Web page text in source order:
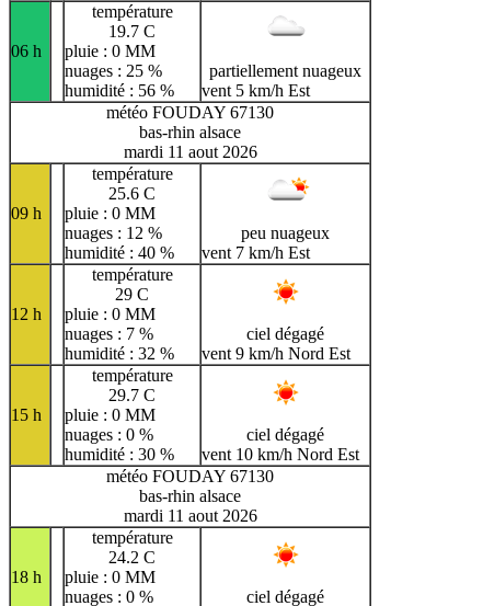
06 h
température
19.7 C
pluie : 0 MM
nuages : 25 %
humidité : 56 %
partiellement nuageux
vent 5 km/h Est
météo FOUDAY 67130
bas-rhin alsace
mardi 11 aout 2026
09 h
température
25.6 C
pluie : 0 MM
nuages : 12 %
humidité : 40 %
peu nuageux
vent 7 km/h Est
12 h
température
29 C
pluie : 0 MM
nuages : 7 %
humidité : 32 %
ciel dégagé
vent 9 km/h Nord Est
15 h
température
29.7 C
pluie : 0 MM
nuages : 0 %
humidité : 30 %
ciel dégagé
vent 10 km/h Nord Est
météo FOUDAY 67130
bas-rhin alsace
mardi 11 aout 2026
18 h
température
24.2 C
pluie : 0 MM
nuages : 0 %
ciel dégagé